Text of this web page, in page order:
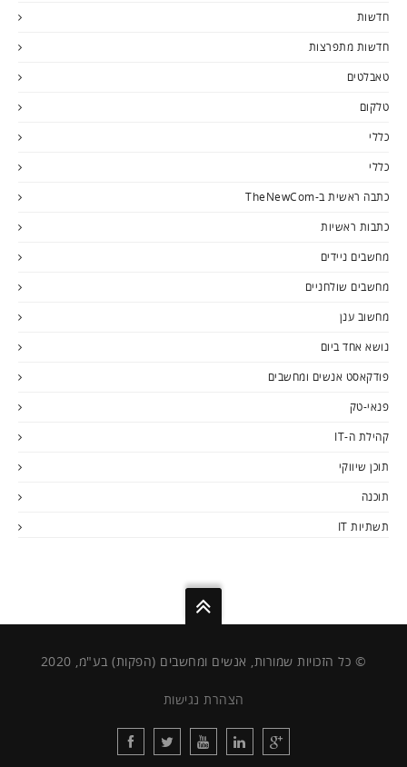
חדשות
חדשות מתפרצות
טאבלטים
טלקום
כללי
כללי
כתבה ראשית ב-TheNewCom
כתבות ראשיות
מחשבים ניידים
מחשבים שולחניים
מחשוב ענן
נושא אחד ביום
פודקאסט אנשים ומחשבים
פנאי-טק
קהילת ה-IT
תוכן שיווקי
תוכנה
תשתיות IT
© כל הזכויות שמורות, אנשים ומחשבים (הפקות) בע"מ, 2020
הצהרת נגישות